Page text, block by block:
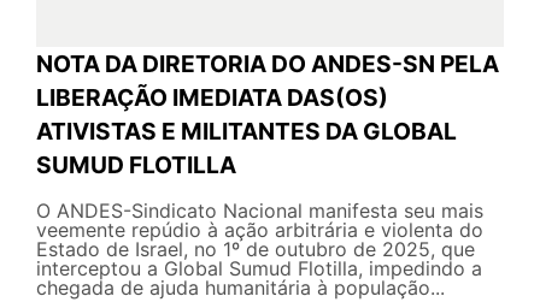
NOTA DA DIRETORIA DO ANDES-SN PELA
LIBERAÇÃO IMEDIATA DAS(OS)
ATIVISTAS E MILITANTES DA GLOBAL
SUMUD FLOTILLA
O ANDES-Sindicato Nacional manifesta seu mais
veemente repúdio à ação arbitrária e violenta do
Estado de Israel, no 1º de outubro de 2025, que
interceptou a Global Sumud Flotilla, impedindo a
chegada de ajuda humanitária à população...